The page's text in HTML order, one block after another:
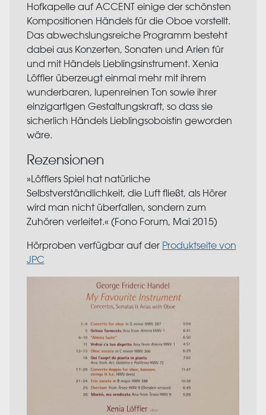
Hofkapelle auf ACCENT einige der schönsten
Kompositionen Händels für die Oboe vorstellt.
Das abwechslungsreiche Programm besteht
dabei aus Konzerten, Sonaten und Arien für
und mit Händels Lieblingsinstrument. Xenia
Löffler überzeugt einmal mehr mit ihrem
wunderbaren, lupenreinen Ton sowie ihrer
einzigartigen Gestaltungskraft, so dass sie
sicherlich Händels Lieblingsoboistin geworden
wäre.
Rezensionen
»Löfflers Spiel hat natürliche
Selbstverständlichkeit, die Luft fließt, als Hörer
wird man nicht überfallen, sondern zum
Zuhören verleitet.​« (Fono Forum, Mai 2015)
Hörproben verfügbar auf der Produktseite von
JPC